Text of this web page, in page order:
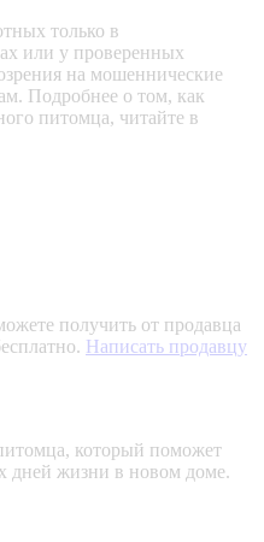
только в
или у проверенных
на мошеннические
Подробнее о том, как
питомца, читайте в
получить от продавца
Написать продавцу
который поможет
дней жизни в новом доме.